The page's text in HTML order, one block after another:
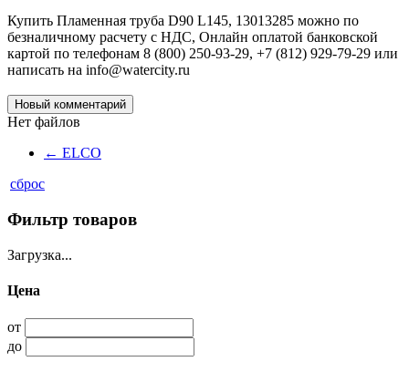
Купить Пламенная труба D90 L145, 13013285 можно по
безналичному расчету с НДС, Онлайн оплатой банковской
картой по телефонам 8 (800) 250-93-29, +7 (812) 929-79-29 или
написать на info@watercity.ru
Новый комментарий
Нет файлов
← ELCO
сброс
Фильтр товаров
Загрузка...
Цена
от
до